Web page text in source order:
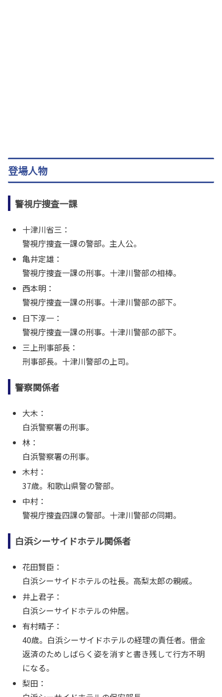
登場人物
警視庁捜査一課
十津川省三：
警視庁捜査一課の警部。主人公。
亀井定雄：
警視庁捜査一課の刑事。十津川警部の相棒。
西本明：
警視庁捜査一課の刑事。十津川警部の部下。
日下淳一：
警視庁捜査一課の刑事。十津川警部の部下。
三上刑事部長：
刑事部長。十津川警部の上司。
警察関係者
大木：
白浜警察署の刑事。
林：
白浜警察署の刑事。
木村：
37歳。和歌山県警の警部。
中村：
警視庁捜査四課の警部。十津川警部の同期。
白浜シーサイドホテル関係者
花田賢臣：
白浜シーサイドホテルの社長。高梨太郎の親戚。
井上君子：
白浜シーサイドホテルの仲居。
有村晴子：
40歳。白浜シーサイドホテルの経理の責任者。借金
返済のためしばらく姿を消すと書き残して行方不明
になる。
梨田：